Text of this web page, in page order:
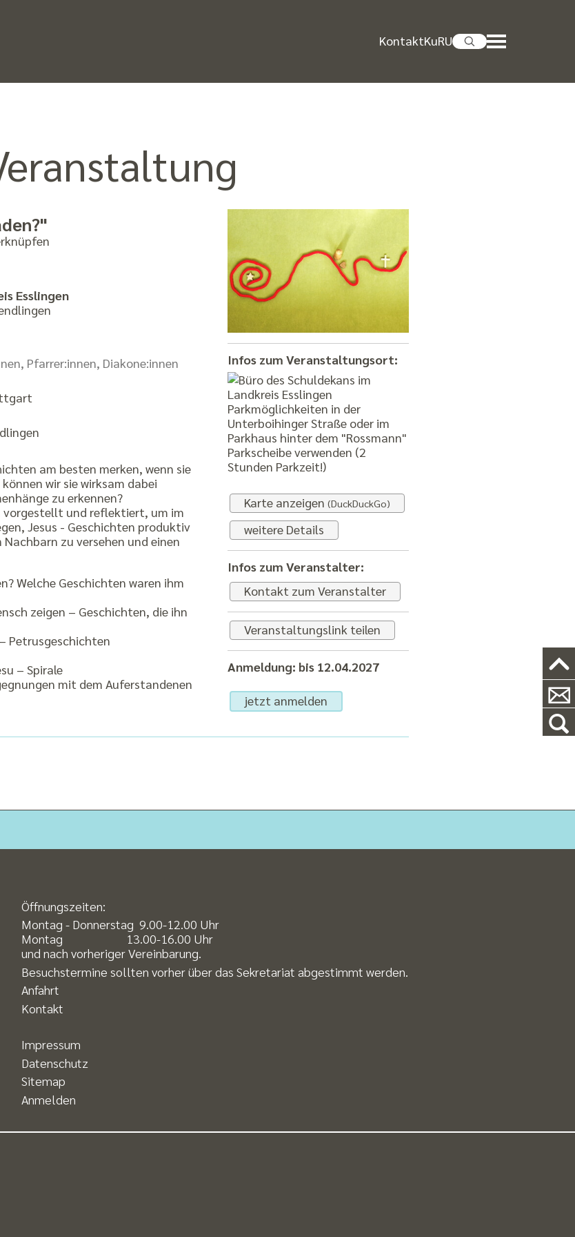
KontaktKuRU
Esslingen
Pfarrer:innen, Diakone:innen
am besten merken, wenn sie
wir sie wirksam dabei
zu erkennen?
vorgestellt und reflektiert, um im
Jesus - Geschichten produktiv
zu versehen und einen
Welche Geschichten waren ihm
zeigen – Geschichten, die ihn
Petrusgeschichten
– Spirale
mit dem Auferstandenen
Infos zum Veranstaltungsort:
Parkmöglichkeiten in der
Unterboihinger Straße oder im
Parkhaus hinter dem "Rossmann"
Parkscheibe verwenden (2
Stunden Parkzeit!)
Karte anzeigen (DuckDuckGo)
weitere Details
Infos zum Veranstalter:
Kontakt zum Veranstalter
Veranstaltungslink teilen
Anmeldung: bis 12.04.2027
jetzt anmelden
Öffnungszeiten:
Montag - Donnerstag 9.00-12.00 Uhr
Montag 13.00-16.00 Uhr
und nach vorheriger Vereinbarung.
Besuchstermine sollten vorher über das Sekretariat abgestimmt werden.
Anfahrt
Kontakt
Impressum
Datenschutz
Sitemap
Anmelden